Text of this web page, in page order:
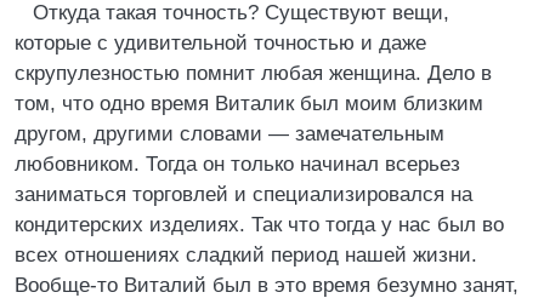
Откуда такая точность? Существуют вещи,
которые с удивительной точностью и даже
скрупулезностью помнит любая женщина. Дело в
том, что одно время Виталик был моим близким
другом, другими словами — замечательным
любовником. Тогда он только начинал всерьез
заниматься торговлей и специализировался на
кондитерских изделиях. Так что тогда у нас был во
всех отношениях сладкий период нашей жизни.
Вообще-то Виталий был в это время безумно занят,